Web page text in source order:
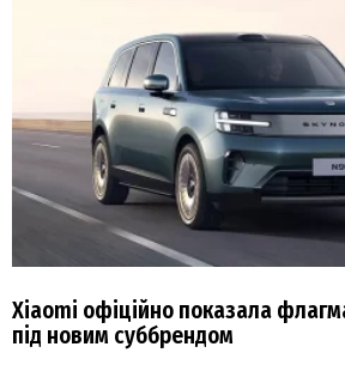
Xiaomi офіційно показала
під новим суббрендом